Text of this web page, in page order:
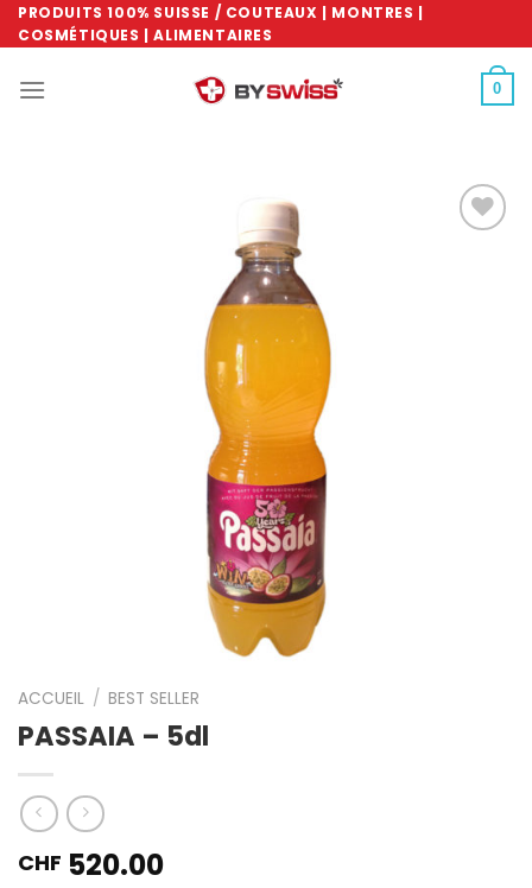
Skip
to
PRODUITS 100% SUISSE / COUTEAUX | MONTRES |
COSMÉTIQUES | ALIMENTAIRES
0
ACCUEIL / BEST SELLER
PASSAIA – 5dl
CHF 520.00